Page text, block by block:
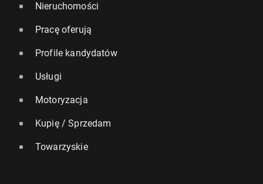
Nieruchomości
Pracę oferują
Profile kandydatów
Usługi
Motoryzacja
Kupię / Sprzedam
Towarzyskie